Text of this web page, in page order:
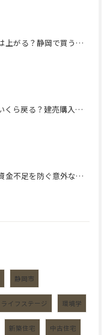
インフレで住宅価格は上がる？静岡で買う前に知る盲点
住宅ローンで税金はいくら戻る？建売購入前の盲点
シニアの住み替え、資金不足を防ぐ意外な盲点
静岡市
ライフステージ 環境学
新築住宅 中古住宅